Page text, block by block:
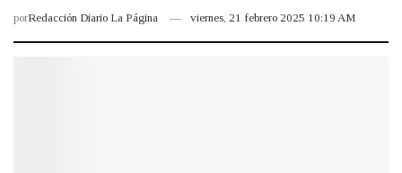
porRedacción Diario La Página viernes, 21 febrero 2025 10:19 AM